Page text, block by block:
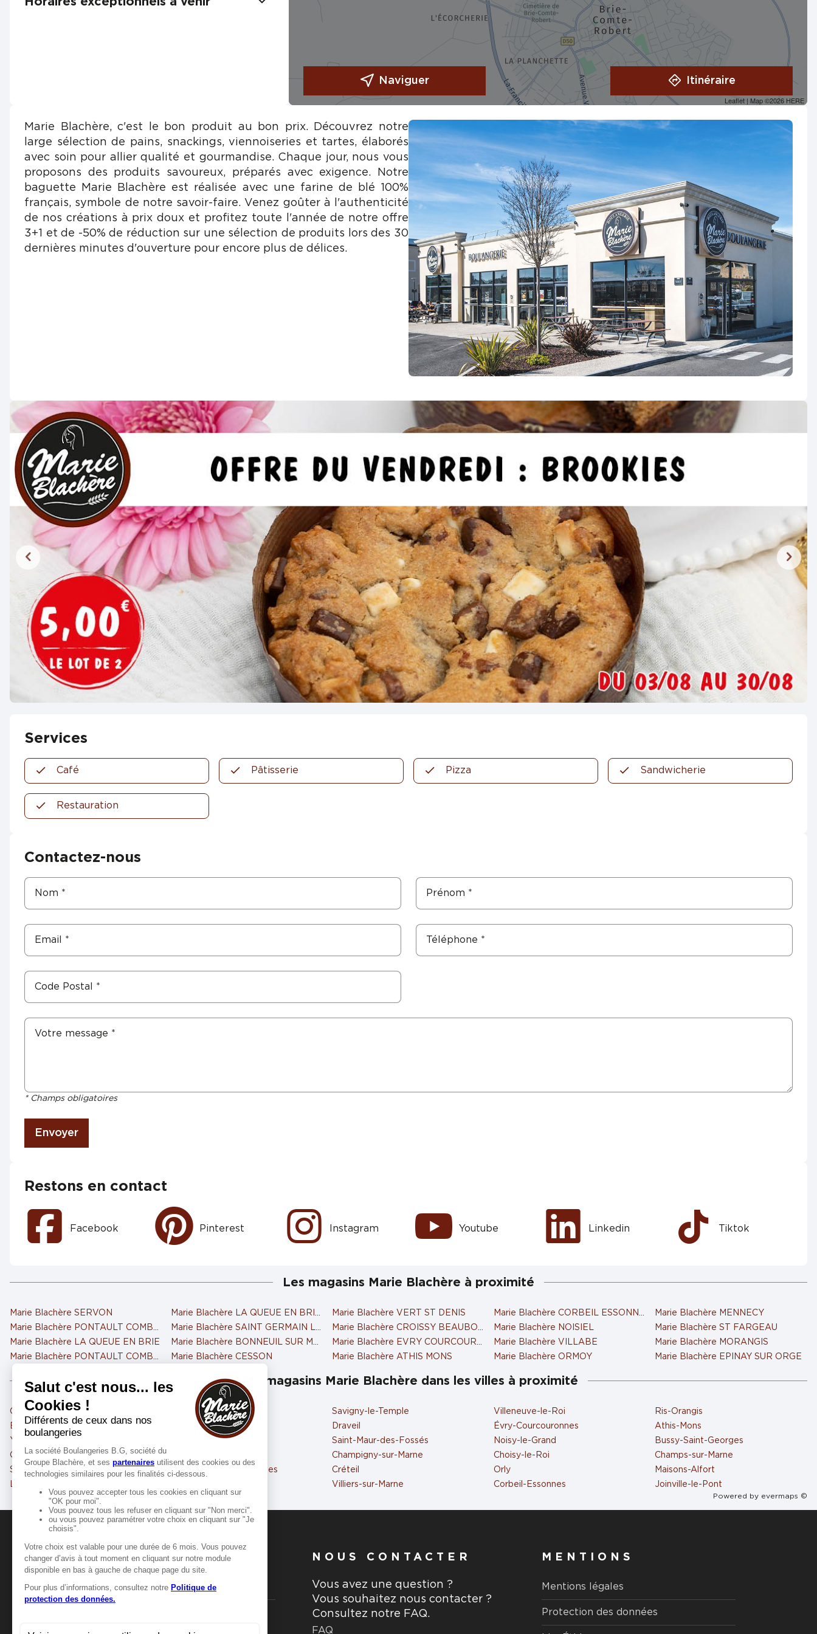
Leaflet | Map ©2026 HERE
Naviguer Itinéraire
Marie Blachère, c'est le bon produit au bon prix. Découvrez notre
large sélection de pains, snackings, viennoiseries et tartes, élaborés
avec soin pour allier qualité et gourmandise. Chaque jour, nous vous
proposons des produits savoureux, préparés avec exigence. Notre
baguette Marie Blachère est réalisée avec une farine de blé 100%
français, symbole de notre savoir-faire. Venez goûter à l'authenticité
de nos créations à prix doux et profitez toute l'année de notre offre
3+1 et de -50% de réduction sur une sélection de produits lors des 30
dernières minutes d'ouverture pour encore plus de délices.
Services
Café Pâtisserie Pizza Sandwicherie
Restauration
Contactez-nous
* Champs obligatoires
Envoyer
Restons en contact
Facebook Pinterest Instagram Youtube Linkedin Tiktok
Les magasins Marie Blachère à proximité
Marie Blachère SERVON
Marie Blachère PONTAULT COMBAULT
Marie Blachère LA QUEUE EN BRIE
Marie Blachère PONTAULT COMBAULT 2
Marie Blachère LA QUEUE EN BRIE 2
Marie Blachère SAINT GERMAIN LES CORBEIL
Marie Blachère BONNEUIL SUR MARNE (ESSO)
Marie Blachère CESSON
Marie Blachère VERT ST DENIS
Marie Blachère CROISSY BEAUBOURG
Marie Blachère EVRY COURCOURONNES
Marie Blachère ATHIS MONS
Marie Blachère CORBEIL ESSONNES
Marie Blachère NOISIEL
Marie Blachère VILLABE
Marie Blachère ORMOY
Marie Blachère MENNECY
Marie Blachère ST FARGEAU
Marie Blachère MORANGIS
Marie Blachère EPINAY SUR ORGE
Les magasins Marie Blachère dans les villes à proximité
Combs-la-Ville
Brunoy
Yerres
Ozoir-la-Ferrière
Sucy-en-Brie
Limeil-Brévannes
Pontault-Combault
Montgeron
Roissy-en-Brie
Villeneuve-Saint-Georges
Savigny-le-Temple
Draveil
Saint-Maur-des-Fossés
Champigny-sur-Marne
Créteil
Villiers-sur-Marne
Villeneuve-le-Roi
Évry-Courcouronnes
Noisy-le-Grand
Choisy-le-Roi
Orly
Corbeil-Essonnes
Ris-Orangis
Athis-Mons
Bussy-Saint-Georges
Champs-sur-Marne
Maisons-Alfort
Joinville-le-Pont
Powered by evermaps ©
MANGER-BOUGER
Manger-Bouger.fr
NOUS CONTACTER
Vous avez une question ?
Vous souhaitez nous contacter ?
Consultez notre FAQ.
FAQ
MENTIONS
Mentions légales
Protection des données